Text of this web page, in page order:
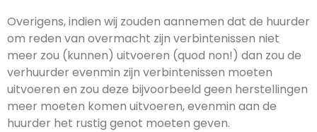
Overigens, indien wij zouden aannemen dat de huurder
om reden van overmacht zijn verbintenissen niet
meer zou (kunnen) uitvoeren (quod non!) dan zou de
verhuurder evenmin zijn verbintenissen moeten
uitvoeren en zou deze bijvoorbeeld geen herstellingen
meer moeten komen uitvoeren, evenmin aan de
huurder het rustig genot moeten geven.